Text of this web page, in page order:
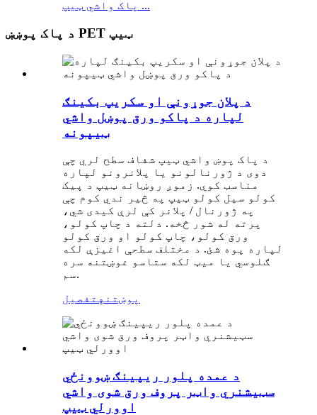
پاک واشي ټیپ ...
د پاک پوښښ PET ټیپ
د پلان جوړونې او سکریپ بکینګ
لپاره د پاکو ورق پوښل واشي
ټیپونه
د پاک پوښ واشي ټیپ شفاف سطح لري چې
دوی د ژورنالونو یا پلانرونو لپاره
مناسب کوي. زموږ روښانه ټیپ د پیک
کولو سیل کولو ټیپ په څیر ندي کوم چې
په ژورنال / پلانر کې لرې کیدی شي،
پرته له شور څخه. دلته د چاپ کولو،
ورق کولو، چاپ کولو او ورق کولو
لپاره پوه شئ. د مختلف سطحې اغیزې لکه
ګلوسي یا میټ لکه ستاسو غوښتنه سره
سم.
پوښتنه تفصیل
د عمده پلور ریپینګ ښوونځي
سټیشنري واټر پروف ورق شوی واشي
اوورلي ټیپ